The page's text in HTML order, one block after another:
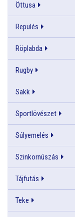
Öttusa
Repülés
Röplabda
Rugby
Sakk
Sportlövészet
Súlyemelés
Szinkornúszás
Tájfutás
Teke